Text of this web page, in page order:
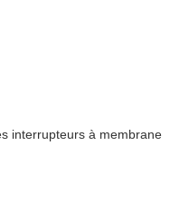
interrupteurs à membrane